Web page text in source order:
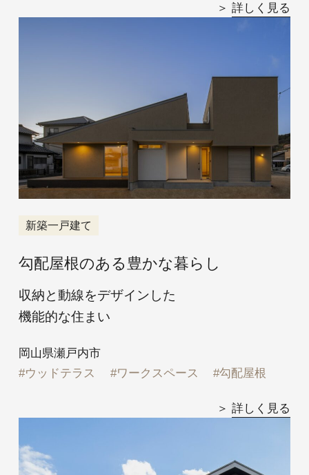
詳しく見る
新築一戸建て
勾配屋根のある豊かな暮らし
収納と動線をデザインした
機能的な住まい
岡山県瀬戸内市
ウッドテラス
ワークスペース 勾配屋根
詳しく見る